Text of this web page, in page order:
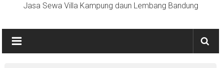
Jasa Sewa Villa Kampung daun Lembang Bandung